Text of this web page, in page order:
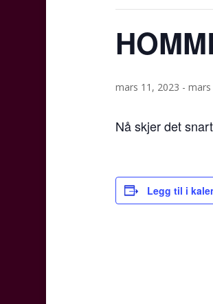
mars 11, 2023 - mars
Nå skjer det
Legg til i